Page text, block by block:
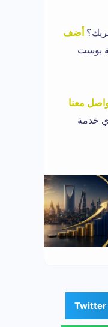
أضف
بوست
معنا
خدمة
Twitter